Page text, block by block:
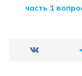
часть 1